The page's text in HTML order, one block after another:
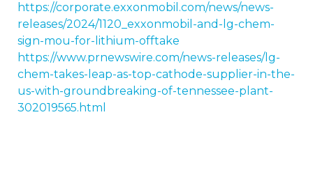
https://corporate.exxonmobil.com/news/news-
releases/2024/1120_exxonmobil-and-lg-chem-
sign-mou-for-lithium-offtake
https://www.prnewswire.com/news-releases/lg-
chem-takes-leap-as-top-cathode-supplier-in-the-
us-with-groundbreaking-of-tennessee-plant-
302019565.html